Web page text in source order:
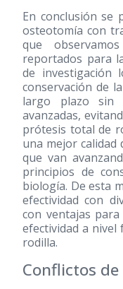
En conclusión se
osteotomía con
que
reportados para
de investigación
conservación de
largo plazo sin
avanzadas,
prótesis total de
una mejor calidad
que van
principios de
biología. De esta
efectividad con
con ventajas
efectividad a nivel
rodilla.
Conflictos